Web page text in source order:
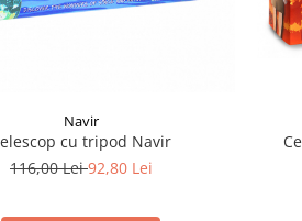
Navir
cu tripod Navir
116,00 Lei92,80 Lei